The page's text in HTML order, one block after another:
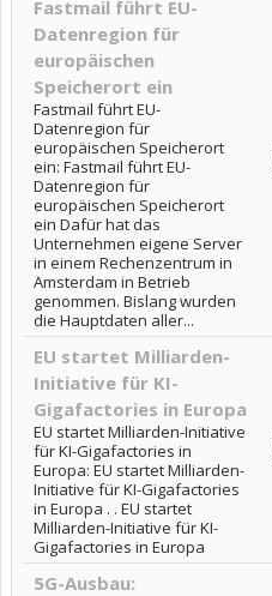
Fastmail führt EU-
Datenregion für
europäischen
Speicherort ein
Fastmail führt EU-
Datenregion für
europäischen Speicherort
ein: Fastmail führt EU-
Datenregion für
europäischen Speicherort
ein Dafür hat das
Unternehmen eigene Server
in einem Rechenzentrum in
Amsterdam in Betrieb
genommen. Bislang wurden
die Hauptdaten aller...
EU startet Milliarden-
Initiative für KI-
Gigafactories in Europa
EU startet Milliarden-Initiative
für KI-Gigafactories in
Europa: EU startet Milliarden-
Initiative für KI-Gigafactories
in Europa . . EU startet
Milliarden-Initiative für KI-
Gigafactories in Europa
5G-Ausbau: